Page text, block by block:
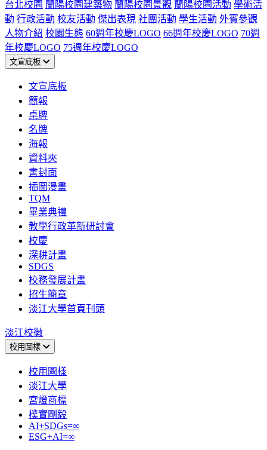
台北校園 蘭陽校園建築物 蘭陽校園景觀 蘭陽校園活動 學術活
動 行政活動 校友活動 傑出表現 社團活動 學生活動 外賓參觀
人物介紹 校園生態 60週年校慶LOGO 66週年校慶LOGO 70週
年校慶LOGO 75週年校慶LOGO
文宣底板
文宣底板
簡報
桌牌
名牌
海報
資料夾
書封面
插圖漫畫
TQM
畢業典禮
教學行政革新研討會
校慶
深耕計畫
SDGS
校務發展計畫
招生簡章
淡江大學首頁刊頭
淡江校徽
校用圖樣
校用圖樣
淡江大學
宮燈商標
樸實剛毅
AI+SDGs=∞
ESG+AI=∞